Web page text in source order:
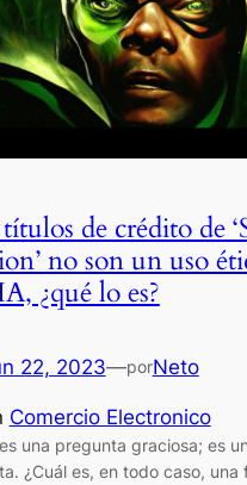
de crédito de
no son un uso
¿qué lo es?
22, 2023—porNeto
Comercio Electronico
una pregunta graciosa; es
¿Cuál es, en todo caso,